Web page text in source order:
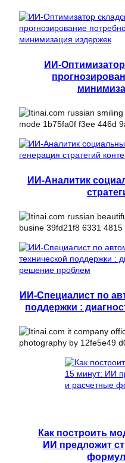
ИИ-Оптимизатор
ИИ-Аналитик
ИИ-Специалист по
поддержки :
Как построить
ИИ предложит